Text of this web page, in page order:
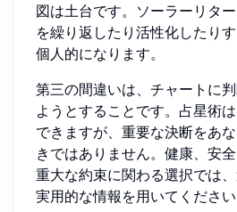
図は土台です。ソーラーリタ
を繰り返したり活性化したり
個人的になります。
第三の間違いは、チャートに
ようとすることです。占星術
できますが、重要な決断をあ
きではありません。健康、安
重大な約束に関わる選択では
実用的な情報を用いてください